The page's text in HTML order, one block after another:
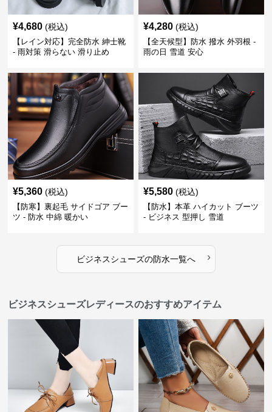
¥4,680 (税込)
【レイン対応】完全防水 紳士靴
- 雨対策 滑らない 滑り止め
¥4,280 (税込)
【全天候型】防水 撥水 外羽根 -
雨の日 雪道 安心
¥5,360 (税込)
【防寒】裏起毛 サイドゴア ブー
ツ - 防水 中綿 暖かい
¥5,580 (税込)
【防水】本革 ハイカット ブーツ
- ビジネス 型押し 雪道
ビジネスシューズの防水一覧へ ›
ビジネスシューズレディースのおすすめアイテム